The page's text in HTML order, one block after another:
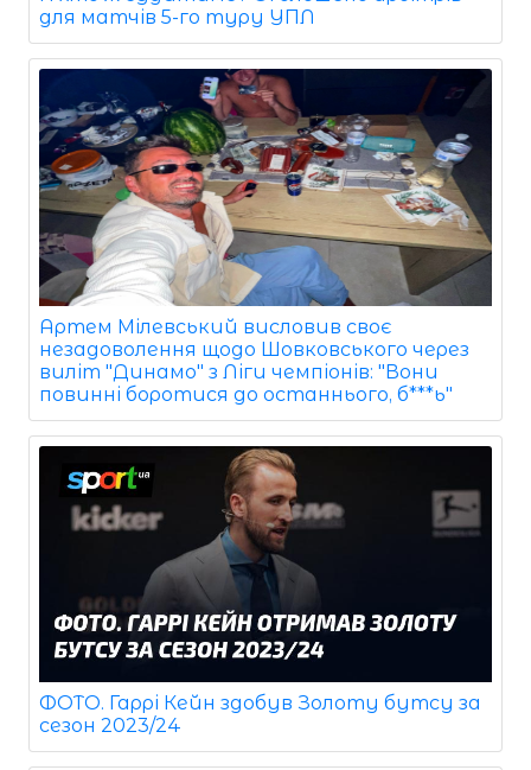
для матчів 5-го туру УПЛ
Артем Мілевський висловив своє
незадоволення щодо Шовковського через
виліт "Динамо" з Ліги чемпіонів: "Вони
повинні боротися до останнього, б***ь"
ФОТО. Гаррі Кейн здобув Золоту бутсу за
сезон 2023/24